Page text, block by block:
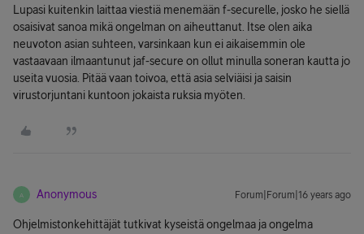
Lupasi kuitenkin laittaa viestiä menemään f-securelle, josko he siellä
osaisivat sanoa mikä ongelman on aiheuttanut. Itse olen aika
neuvoton asian suhteen, varsinkaan kun ei aikaisemmin ole
vastaavaan ilmaantunut jaf-secure on ollut minulla soneran kautta jo
useita vuosia. Pitää vaan toivoa, että asia selviäisi ja saisin
virustorjuntani kuntoon jokaista ruksia myöten.
A Anonymous Forum|Forum|16 years ago
Ohjelmistonkehittäjät tutkivat kyseistä ongelmaa ja ongelma